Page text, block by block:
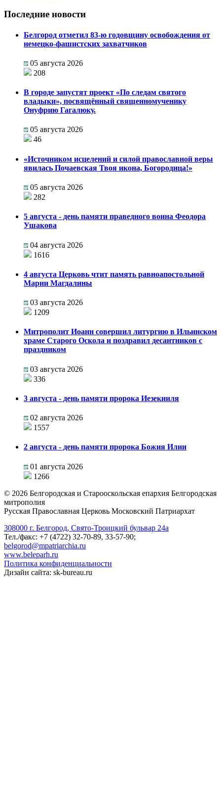
Последние новости
Белгород отметил 83-ю годовщину освобождения от
немецко-фашистских захватчиков
05 августа 2026
208
В городе запустят проект «По следам святого
владыки», посвящённый священномученику
Онуфрию Гагалюку.
05 августа 2026
46
«Источником исцелений и силой православной веры
явилась Почаевская Твоя икона, Богородица!»
05 августа 2026
282
5 августа - день памяти праведного воина Феодора
Ушакова
04 августа 2026
1616
4 августа Церковь чтит память равноапостольной
Марии Магдалины
03 августа 2026
1209
Митрополит Иоанн совершил литургию в Ильинском
храме Старого Оскола и поздравил десантников с
праздником
03 августа 2026
336
3 августа - день памяти пророка Иезекииля
02 августа 2026
1557
2 августа - день памяти пророка Божия Илии
01 августа 2026
1266
© 2026 Белгородская и Старооскольская епархия Белгородская
митрополия
Русская Православная Церковь Московский Патриархат
308000 г. Белгород, Свято-Троицкий бульвар 24а
Тел./факс: +7 (4722) 32-70-89, 33-57-90;
belgorod@mpatriarchia.ru
www.beleparh.ru
Политика конфиденциальности
Дизайн сайта: sk-bureau.ru